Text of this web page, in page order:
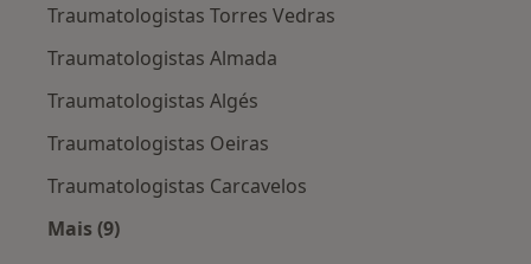
Traumatologistas Torres Vedras
Traumatologistas Almada
Traumatologistas Algés
Traumatologistas Oeiras
Traumatologistas Carcavelos
Mais (9)